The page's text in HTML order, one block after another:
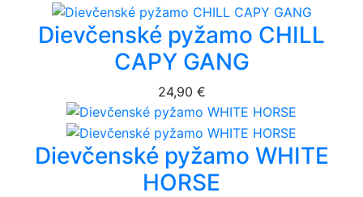
Dievčenské pyžamo CHILL
CAPY GANG
24,90 €
Dievčenské pyžamo WHITE
HORSE